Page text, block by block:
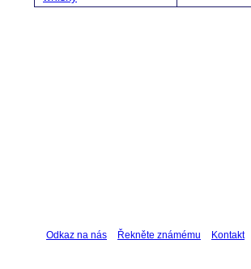
Odkaz na nás Řekněte známému Kontakt